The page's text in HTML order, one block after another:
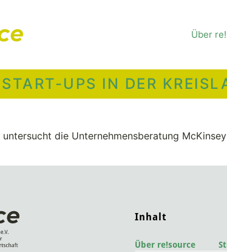
Über
UPS IN DER
die Unternehmensberatung
Inhalt
Über re!source